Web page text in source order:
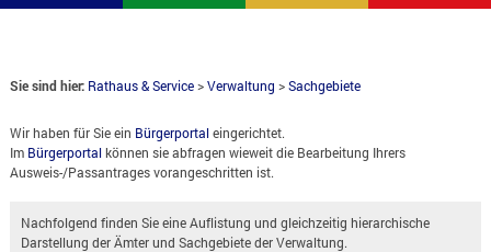
Sie sind hier: Rathaus & Service>Verwaltung >Sachgebiete
Wir haben für Sie ein Bürgerportaleingerichtet.
Im Bürgerportalkönnen sie abfragen wieweit die Bearbeitung Ihrers
Ausweis-/Passantrages vorangeschritten ist.
Nachfolgend finden Sie eine Auflistung und gleichzeitig hierarchische
Darstellung der Ämter und Sachgebiete der Verwaltung.